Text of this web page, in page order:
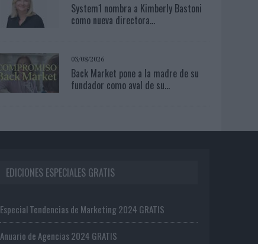
System1 nombra a Kimberly Bastoni
como nueva directora...
03/08/2026
Back Market pone a la madre de su
fundador como aval de su...
EDICIONES ESPECIALES GRATIS
Especial Tendencias de Marketing 2024 GRATIS
Anuario de Agencias 2024 GRATIS